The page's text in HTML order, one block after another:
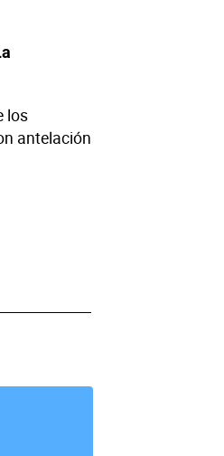
los
antelación